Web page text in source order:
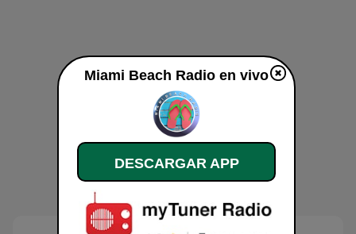
Miami Beach Radio en vivo
DESCARGAR APP